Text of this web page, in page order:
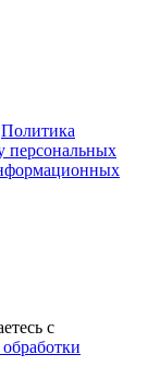
Политика
персональных
с